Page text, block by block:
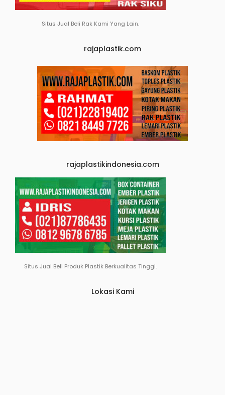
Situs Jual Beli Rak Kami Yang Lain.
rajaplastik.com
rajaplastikindonesia.com
Situs Jual Beli Produk Plastik Berkualitas Tinggi.
Lokasi Kami